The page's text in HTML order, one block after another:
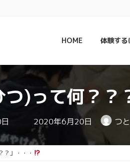
HOME 体験する
)って何？？
最
終
更
新
日
時
2020年6月20日 つ
？」・・・